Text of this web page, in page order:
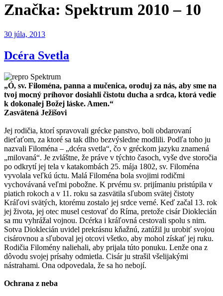
Značka: Spektrum 2010 – 10
Publikované
30 júla, 2013
Dcéra Svetla
„Ó, sv. Filoména, panna a mučenica, oroduj za nás, aby sme na
tvoj mocný príhovor dosiahli čistotu ducha a srdca, ktorá vedie
k dokonalej Božej láske. Amen.“
Zasvätená Ježišovi
Jej rodičia, ktorí spravovali grécke panstvo, boli obdarovaní
dieťaťom, za ktoré sa tak dlho bezvýsledne modlili. Podľa toho ju
nazvali Filoména – „dcéra svetla“, čo v gréckom jazyku znamená
„milovaná“. Je zvláštne, že práve v týchto časoch, vyše dve storočia
po odkrytí jej tela v katakombách 25. mája 1802, sv. Filoména
vyvolala veľkú úctu. Malá Filoména bola svojimi rodičmi
vychovávaná veľmi pobožne. K prvému sv. prijímaniu pristúpila v
piatich rokoch a v 11. roku sa zasvätila sľubom svätej čistoty
Kráľovi svätých, ktorému zostalo jej srdce verné. Keď začal 13. rok
jej života, jej otec musel cestovať do Ríma, pretože cisár Dioklecián
sa mu vyhrážal vojnou. Dcérka i kráľovná cestovali spolu s nim.
Sotva Dioklecián uvidel prekrásnu kňažnú, zatúžil ju urobiť svojou
cisárovnou a sľuboval jej otcovi všetko, aby mohol získať jej ruku.
Rodičia Filomény naliehali, aby prijala túto ponuku. Lenže ona z
dôvodu svojej prísahy odmietla. Cisár ju strašil všelijakými
nástrahami. Ona odpovedala, že sa ho nebojí.
Ochrana z neba